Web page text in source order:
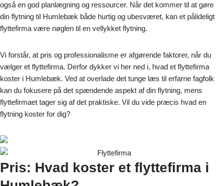
også en god planlægning og ressourcer. Når det kommer til at gøre
din flytning til Humlebæk både hurtig og ubesværet, kan et pålideligt
flyttefirma være nøglen til en vellykket flytning.
Vi forstår, at pris og professionalisme er afgørende faktorer, når du
vælger et flyttefirma. Derfor dykker vi her ned i, hvad et flyttefirma
koster i Humlebæk. Ved at overlade det tunge læs til erfarne fagfolk
kan du fokusere på det spændende aspekt af din flytning, mens
flyttefirmaet tager sig af det praktiske. Vil du vide præcis hvad en
flytning koster for dig?
Pris: Hvad koster et flyttefirma i